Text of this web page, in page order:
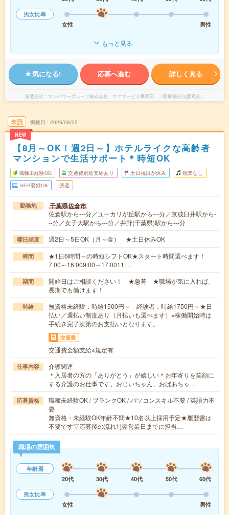
男女比率
女性
男性
もっと見る
気になる! 応募へ進む 詳しく見る
派遣会社 マンパワーグループ株式会社 ケアサービス事業部 （医療福祉介護関連）
未読
NEW
掲載日 2026/08/05
【8月～OK！週2日～】ホテルライクな高齢者
マンションで生活サポート＊時短OK
職種未経験OK 交通費別途支給あり 土日祝日が休み 残業なし
WEB登録OK 派遣
勤務地 千葉県佐倉市
佐倉駅から---分／ユーカリが丘駅から---分／京成臼井駅から-
--分／女子大駅から---分／井野(千葉県)駅から---分
曜日頻度 週2日～5日OK（月～金） ★土日休みOK
時間
★1日6時間～の時短シフトOK★スタート時間選べます！
7:00～16:009:00～17:0011:…
期間
開始日はご相談ください！ ★急募 ★職場が気に入れば、
長期でも働けます！
時給
無資格未経験：時給1500円～ 経験者：時給1750円～★日
払い／週払い制度あり（月払いも選べます）※稼働開始時は
手続き完了次第のお支払いとなります。
交通費
交通費全額支給※規定有
仕事内容
介護関連
＊入居者の方の「ありがとう」が嬉しい＊お年寄りを笑顔に
する介護のお仕事です。おじいちゃん、おばあちゃ…
応募資格
職種未経験OK / ブランクOK / パソコンスキル不要 / 英語力不
要
無資格・未経験OK年齢不問★10名以上採用予定★履歴書は
不要です▽応募後の流れ1)翌営業日までに担当…
職場の雰囲気
年齢層
20代
30代 40代 50代
60代
男女比率
女性
男性